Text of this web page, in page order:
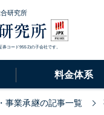
研究所
コード9552)の子会社です。
料金体系
事業承継の記事一覧